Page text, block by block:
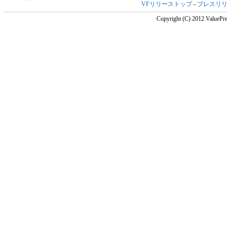
VFリリーストップ- プレスリ
Copyright (C) 2012